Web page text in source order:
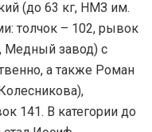
(до 63 кг, НМЗ им.
толчок – 102, рывок
Медный завод) с
а также Роман
141. В категории до